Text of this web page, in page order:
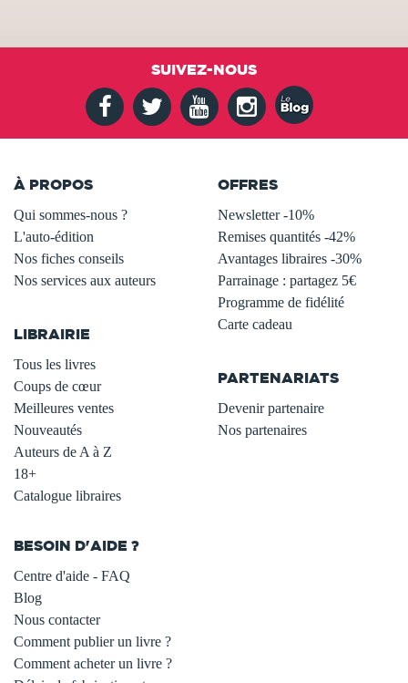
SUIVEZ-NOUS
À PROPOS
Qui sommes-nous ?
L'auto-édition
Nos fiches conseils
Nos services aux auteurs
LIBRAIRIE
Tous les livres
Coups de cœur
Meilleures ventes
Nouveautés
Auteurs de A à Z
18+
Catalogue libraires
OFFRES
Newsletter -10%
Remises quantités -42%
Avantages libraires -30%
Parrainage : partagez 5€
Programme de fidélité
Carte cadeau
PARTENARIATS
Devenir partenaire
Nos partenaires
BESOIN D'AIDE ?
Centre d'aide - FAQ
Blog
Nous contacter
Comment publier un livre ?
Comment acheter un livre ?